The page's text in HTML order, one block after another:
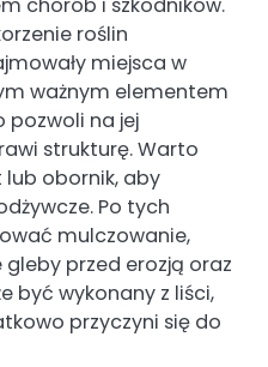
chorób i szkodników.
roślin
miejsca w
ważnym elementem
pozwoli na jej
strukturę. Warto
obornik, aby
Po tych
mulczowanie,
przed erozją oraz
być wykonany z liści,
przyczyni się do